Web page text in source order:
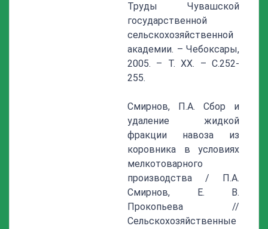
Труды Чувашской
государственной
сельскохозяйственной
академии. – Чебоксары,
2005. – Т. XX. – С.252-
255.
Смирнов, П.А. Сбор и
удаление жидкой
фракции навоза из
коровника в условиях
мелкотоварного
производства / П.А.
Смирнов, Е. В.
Прокопьева //
Сельскохозяйственные